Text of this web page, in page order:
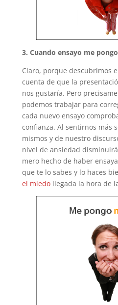
3. Cuando ensayo me
Claro, porque descubrimos
cuenta de que la
nos gustaría. Pero
podemos trabajar para
cada nuevo ensayo
confianza. Al sentirnos más
mismos y de nuestro
nivel de ansiedad
mero hecho de haber
que te lo sabes y lo haces
el miedollegada la hora de